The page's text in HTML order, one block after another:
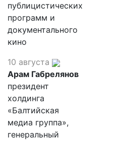
публицистических
программ и
документального
кино
10 августа
Арам Габрелянов
президент
холдинга
«Балтийская
медиа группа»,
генеральный